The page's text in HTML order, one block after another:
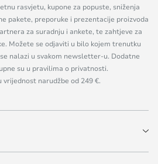
rasvjetu, kupone za popuste, sniženja
pakete, preporuke i prezentacije proizvoda
za suradnju i ankete, te zahtjeve za
Možete se odjaviti u bilo kojem trenutku
nalazi u svakom newsletter-u. Dodatne
su u pravilima o privatnosti.
vrijednost narudžbe od 249 €.